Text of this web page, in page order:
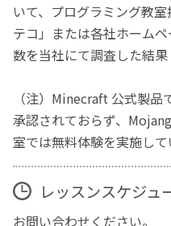
いて、プログラミング教
テコ」または各社ホーム
数を当社にて調査した結果
（注）Minecraft 公式製
承認されておらず、
室では無料体験を実施して
レッスンスケジュ
お問い合わせください。